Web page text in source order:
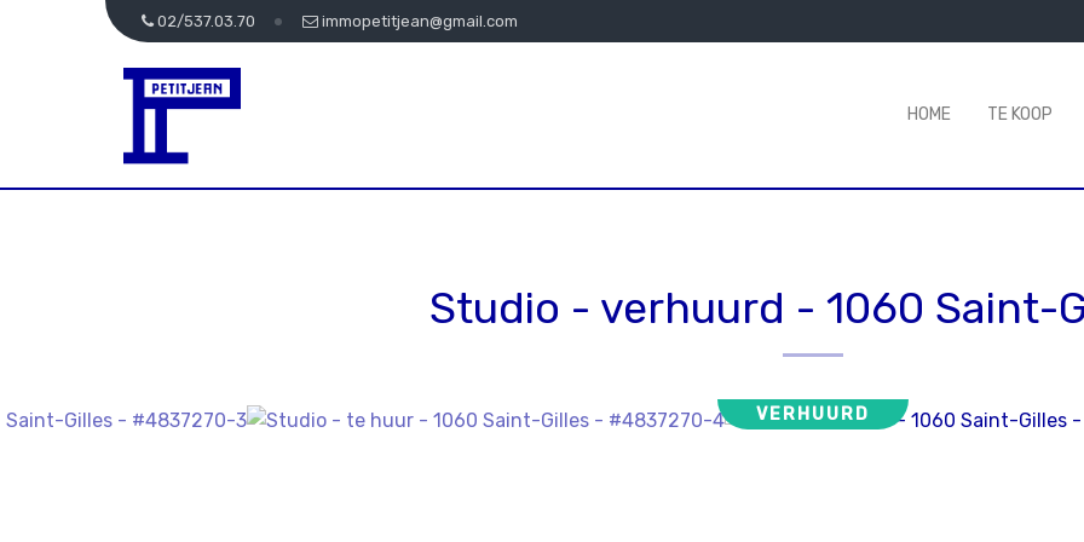
02/537.03.70 immopetitjean@gmail.com
HOME TE KOOP
Studio - verhuurd - 1060 Saint-
VERHUURD